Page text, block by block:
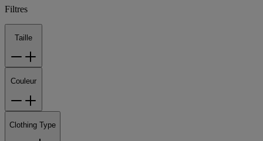
Filtres
Taille
Couleur
Clothing Type